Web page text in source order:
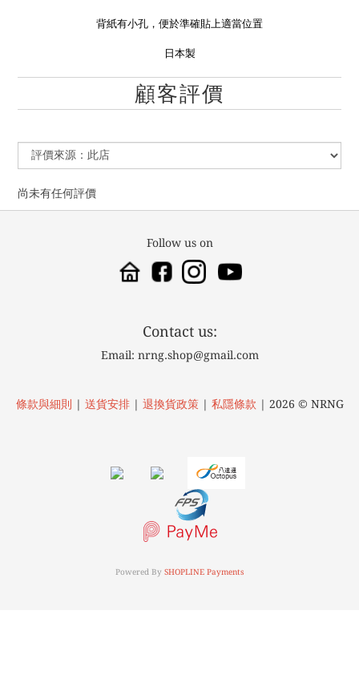
背紙有小孔，便於準確貼上適當位置
日本製
顧客評價
尚未有任何評價
Follow us on
Contact us:
Email: nrng.shop@gmail.com
條款與細則 | 送貨安排| 退換貨政策| 私隱條款 | 2026 © NRNG
Powered By SHOPLINE Payments